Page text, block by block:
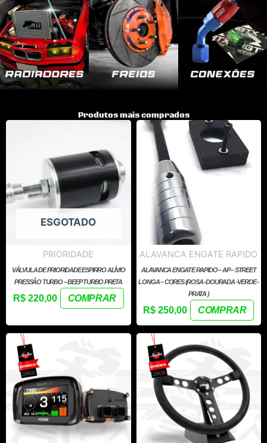
Produtos mais comprados
ESGOTADO
PRIORIDADE
VÁLVULA DE PRIORIDADE ESPIRRO ALÍVIO
PRESSÃO TURBO – BEEP TURBO PRETA
R$220,00 COMPRAR
ALAVANCA ENGATE RAPIDO
ALAVANCA ENGATE RAPIDO – AP – STREET
LONGA – CORES (ROSA -DOURADA -VERDE -
PRATA )
R$ 250,00 COMPRAR